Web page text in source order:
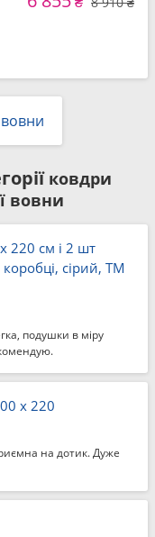
вовни
ковдри
вовни
220 см і 2 шт
сірий, ТМ
подушки в міру
x 220
на дотик. Дуже